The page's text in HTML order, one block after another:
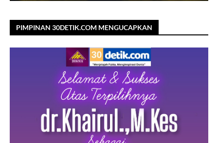
PIMPINAN 30DETIK.COM MENGUCAPKAN